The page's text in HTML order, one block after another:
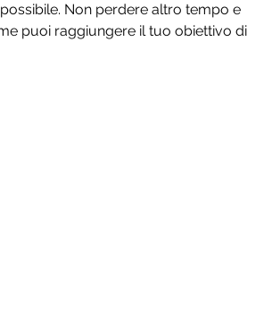
Non perdere altro tempo e
puoi raggiungere il tuo obiettivo di